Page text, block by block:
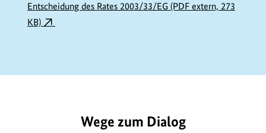
Entscheidung des Rates 2003/33/EG (PDF extern, 273
KB)
Wege zum Dialog